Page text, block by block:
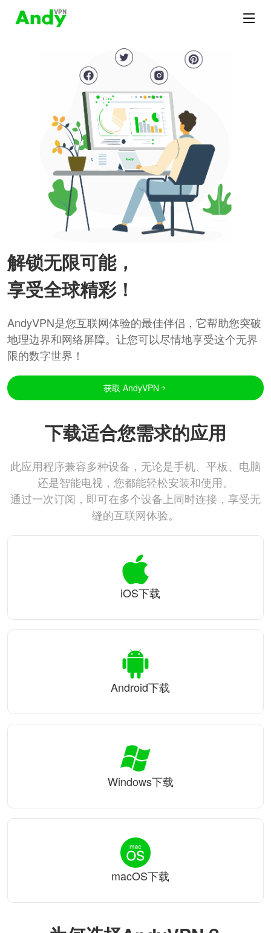
解锁无限可能，
享受全球精彩！
AndyVPN是您互联网体验的最佳伴侣，它帮助您突破
地理边界和网络屏障。让您可以尽情地享受这个无界
限的数字世界！
获取 AndyVPN
下载适合您需求的应用
此应用程序兼容多种设备，无论是手机、平板、电脑
还是智能电视，您都能轻松安装和使用。
通过一次订阅，即可在多个设备上同时连接，享受无
缝的互联网体验。
iOS下载
Android下载
Windows下载
macOS下载